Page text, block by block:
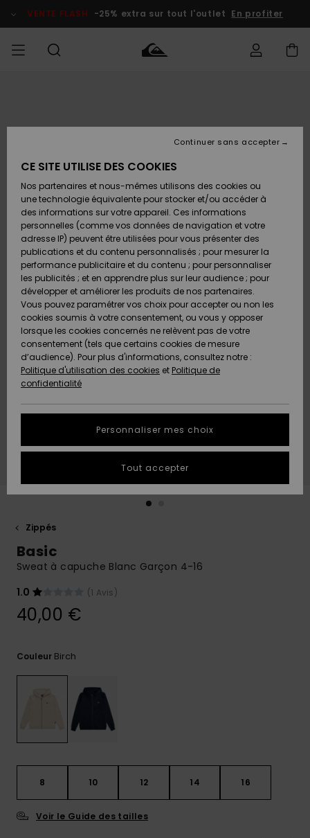
l'information
le
VENTE FLASH -25% extra sur tout l'outlet En profiter
Accessoires
Chaussures
& Tongs
Surf
Snow
Nouveautés
A
Découvrir
Accessoires
Chaussures
& Tongs
Surf
Snow
Nouveautés
A
Découvrir
FEMME
Nouveautés
A
Découvrir
Snow
SURF
Enfant
Highlights
Communauté
SNOW
Snow
Shop
Enfant
Snow
Shop
Femme
A
Découvrir
Communauté
VENTE
FLASH
Enfant
Outlet
Femme
Préférences
Langue Et
Région
Nederlands
AIDE &
CONTACT
Retours
Paiement
Carte
Cadeau
Quiksilver
Freedom
Protection
des données
Démarrez
pour obtenir
Démarrer
conversation
formulaire
de contact.
COLLECTION
CARTE
CADEAU
LISTE DE
SOUHAITS
Zippés
Basic
Sweat à capuche Blanc Garçon 4-16
1.0
(1 Avis)
40,00 €
Couleur Birch
8 10 12 14 16
Voir le Guide des tailles
CE SITE UTILISE DES COOKIES
Nos partenaires et nous-mêmes utilisons des cookies ou
une technologie équivalente pour stocker et/ou accéder à
des informations sur votre appareil. Ces informations
personnelles (comme vos données de navigation et votre
adresse IP) peuvent être utilisées pour vous présenter des
publications et du contenu personnalisés ; pour mesurer la
performance publicitaire et du contenu ; pour personnaliser
les publicités ; et en apprendre plus sur leur audience ; pour
développer et améliorer les produits de nos partenaires.
Vous pouvez paramétrer vos choix pour accepter ou non les
cookies soumis à votre consentement, ou vous y opposer
lorsque les cookies concernés ne relèvent pas de votre
consentement (tels que certains cookies de mesure
d’audience). Pour plus d'informations, consultez notre :
Politique d'utilisation des cookies et Politique de
confidentialité
Personnaliser mes choix
Continuer sans accepter
Tout accepter